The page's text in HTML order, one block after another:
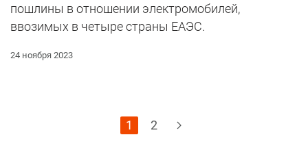
пошлины в отношении электромобилей,
ввозимых в четыре страны ЕАЭС.
24 ноября 2023
1 2